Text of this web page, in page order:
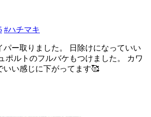
#ハチマキ
パー取りました。 日除けになっていい
ポルトのフルバケもつけました。 カワ
いい感じに下がってます🥰